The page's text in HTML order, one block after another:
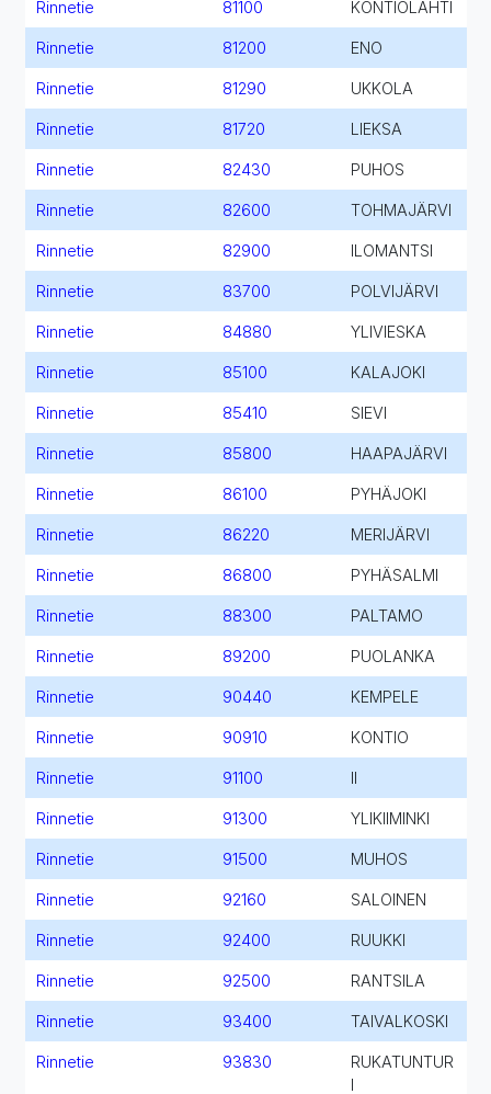
Rinnetie 81100 KONTIOLAHTI
Rinnetie 81200 ENO
Rinnetie 81290 UKKOLA
Rinnetie 81720 LIEKSA
Rinnetie 82430 PUHOS
Rinnetie 82600 TOHMAJÄRVI
Rinnetie 82900 ILOMANTSI
Rinnetie 83700 POLVIJÄRVI
Rinnetie 84880 YLIVIESKA
Rinnetie 85100 KALAJOKI
Rinnetie 85410 SIEVI
Rinnetie 85800 HAAPAJÄRVI
Rinnetie 86100 PYHÄJOKI
Rinnetie 86220 MERIJÄRVI
Rinnetie 86800 PYHÄSALMI
Rinnetie 88300 PALTAMO
Rinnetie 89200 PUOLANKA
Rinnetie 90440 KEMPELE
Rinnetie 90910 KONTIO
Rinnetie 91100
Rinnetie 91300 YLIKIIMINKI
Rinnetie 91500 MUHOS
Rinnetie 92160 SALOINEN
Rinnetie 92400 RUUKKI
Rinnetie 92500 RANTSILA
Rinnetie 93400 TAIVALKOSKI
Rinnetie 93830
RUKATUNTUR